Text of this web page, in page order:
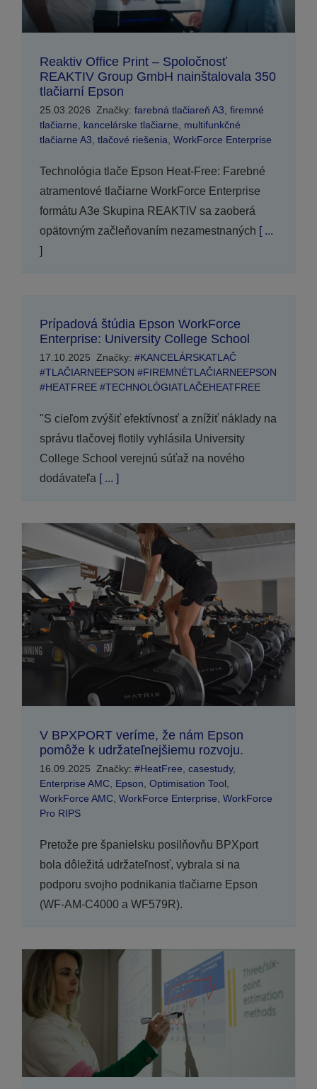
Reaktiv Office Print – Spoločnosť
REAKTIV Group GmbH nainštalovala 350
tlačiarní Epson
25.03.2026 Značky: farebná tlačiareň A3, firemné
tlačiarne, kancelárske tlačiarne, multifunkčné
tlačiarne A3, tlačové riešenia, WorkForce Enterprise
Technológia tlače Epson Heat-Free: Farebné
atramentové tlačiarne WorkForce Enterprise
formátu A3e Skupina REAKTIV sa zaoberá
opätovným začleňovaním nezamestnaných [ ...
]
Prípadová štúdia Epson WorkForce
Enterprise: University College School
17.10.2025 Značky: #KANCELÁRSKATLAČ
#TLAČIARNEEPSON #FIREMNÉTLAČIARNEEPSON
#HEATFREE #TECHNOLÓGIATLAČEHEATFREE
"S cieľom zvýšiť efektívnosť a znížiť náklady na
správu tlačovej flotily vyhlásila University
College School verejnú súťaž na nového
dodávateľa [ ... ]
V BPXPORT veríme, že nám Epson
pomôže k udržateľnejšiemu rozvoju.
16.09.2025 Značky: #HeatFree casestudy,
Enterprise AMC, Epson Optimisation Tool
WorkForce AMC, WorkForce Enterprise WorkForce
Pro RIPS
Pretože pre španielsku posilňovňu BPXport
bola dôležitá udržateľnosť, vybrala si na
podporu svojho podnikania tlačiarne Epson
(WF-AM-C4000 a WF579R).